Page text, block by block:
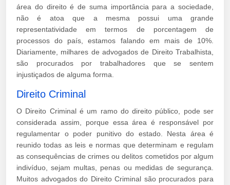
área do direito é de suma importância para a sociedade,
não é atoa que a mesma possui uma grande
representatividade em termos de porcentagem de
processos do país, estamos falando em mais de 10%.
Diariamente, milhares de advogados de Direito Trabalhista,
são procurados por trabalhadores que se sentem
injustiçados de alguma forma.
Direito Criminal
O Direito Criminal é um ramo do direito público, pode ser
considerada assim, porque essa área é responsável por
regulamentar o poder punitivo do estado. Nesta área é
reunido todas as leis e normas que determinam e regulam
as consequências de crimes ou delitos cometidos por algum
indivíduo, sejam multas, penas ou medidas de segurança.
Muitos advogados do Direito Criminal são procurados para